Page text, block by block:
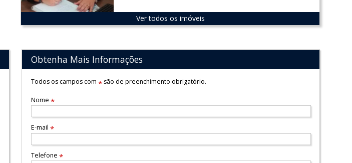
Ver todos os imóveis
Obtenha Mais Informações
Todos os campos com *são de preenchimento obrigatório.
Nome *
E-mail *
Telefone *